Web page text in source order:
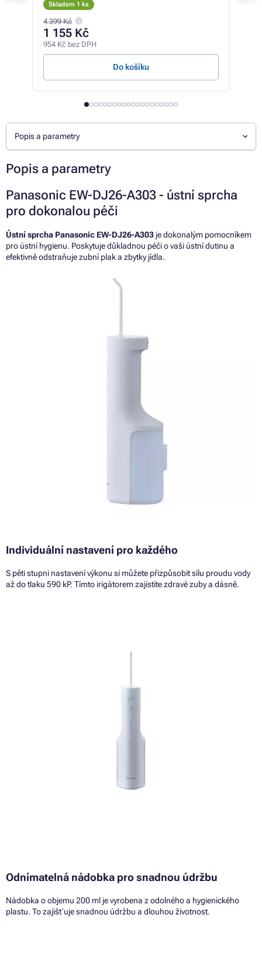
Skladem 1 ks
4 399 Kč
1 155 Kč
954 Kč bez DPH
Do košíku
Popis a parametry
Popis a parametry
Panasonic EW-DJ26-A303 - ústní sprcha
pro dokonalou péči
Ústní sprcha Panasonic EW-DJ26-A303 je dokonalým pomocníkem
pro ústní hygienu. Poskytuje důkladnou péči o vaši ústní dutinu a
efektivně odstraňuje zubní plak a zbytky jídla.
Individuální nastavení pro každého
S pěti stupni nastavení výkonu si můžete přizpůsobit sílu proudu vody
až do tlaku 590 kP. Tímto irigátorem zajistíte zdravé zuby a dásně.
Odnímatelná nádobka pro snadnou údržbu
Nádobka o objemu 200 ml je vyrobena z odolného a hygienického
plastu. To zajišťuje snadnou údržbu a dlouhou životnost.